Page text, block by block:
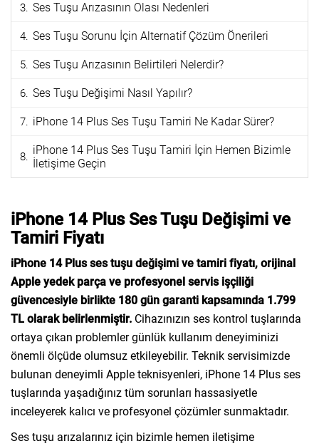
Ses Tuşu Arızasının Olası Nedenleri
Ses Tuşu Sorunu İçin Alternatif Çözüm Önerileri
Ses Tuşu Arızasının Belirtileri Nelerdir?
Ses Tuşu Değişimi Nasıl Yapılır?
iPhone 14 Plus Ses Tuşu Tamiri Ne Kadar Sürer?
iPhone 14 Plus Ses Tuşu Tamiri İçin Hemen Bizimle
İletişime Geçin
iPhone 14 Plus Ses Tuşu Değişimi ve
Tamiri Fiyatı
iPhone 14 Plus ses tuşu değişimi ve tamiri fiyatı, orijinal
Apple yedek parça ve profesyonel servis işçiliği
güvencesiyle birlikte 180 gün garanti kapsamında 1.799
TL olarak belirlenmiştir. Cihazınızın ses kontrol tuşlarında
ortaya çıkan problemler günlük kullanım deneyiminizi
önemli ölçüde olumsuz etkileyebilir. Teknik servisimizde
bulunan deneyimli Apple teknisyenleri, iPhone 14 Plus ses
tuşlarında yaşadığınız tüm sorunları hassasiyetle
inceleyerek kalıcı ve profesyonel çözümler sunmaktadır.
Ses tuşu arızalarınız için bizimle hemen iletişime